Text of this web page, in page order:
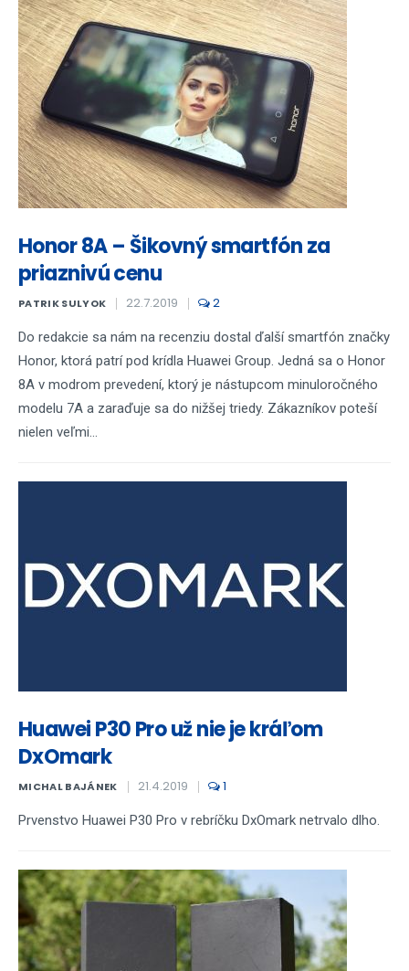
Honor 8A – Šikovný smartfón za
priaznivú cenu
PATRIK SULYOK 22.7.2019 2
Do redakcie sa nám na recenziu dostal ďalší smartfón značky
Honor, ktorá patrí pod krídla Huawei Group. Jedná sa o Honor
8A v modrom prevedení, ktorý je nástupcom minuloročného
modelu 7A a zaraďuje sa do nižšej triedy. Zákazníkov poteší
nielen veľmi...
Huawei P30 Pro už nie je kráľom
DxOmark
MICHAL BAJÁNEK 21.4.2019 1
Prvenstvo Huawei P30 Pro v rebríčku DxOmark netrvalo dlho.